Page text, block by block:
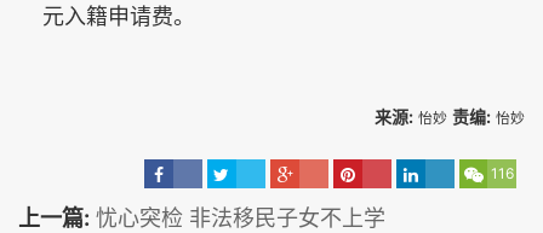
元入籍申请费。
来源: 怡妙 责编: 怡妙
116
上一篇: 忧心突检 非法移民子女不上学